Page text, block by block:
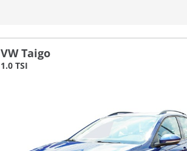
VW Taigo
1.0 TSI